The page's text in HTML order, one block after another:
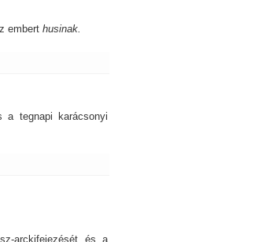
embert husinak.
tegnapi karácsonyi
arckifejezését és a